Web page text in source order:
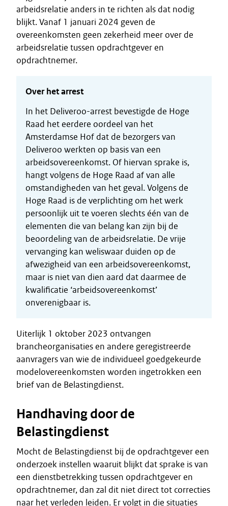
arbeidsrelatie anders in te richten als dat nodig
blijkt. Vanaf 1 januari 2024 geven de
overeenkomsten geen zekerheid meer over de
arbeidsrelatie tussen opdrachtgever en
opdrachtnemer.
Over het arrest
In het Deliveroo-arrest bevestigde de Hoge
Raad het eerdere oordeel van het
Amsterdamse Hof dat de bezorgers van
Deliveroo werkten op basis van een
arbeidsovereenkomst. Of hiervan sprake is,
hangt volgens de Hoge Raad af van alle
omstandigheden van het geval. Volgens de
Hoge Raad is de verplichting om het werk
persoonlijk uit te voeren slechts één van de
elementen die van belang kan zijn bij de
beoordeling van de arbeidsrelatie. De vrije
vervanging kan weliswaar duiden op de
afwezigheid van een arbeidsovereenkomst,
maar is niet van dien aard dat daarmee de
kwalificatie ‘arbeidsovereenkomst’
onverenigbaar is.
Uiterlijk 1 oktober 2023 ontvangen
brancheorganisaties en andere geregistreerde
aanvragers van wie de individueel goedgekeurde
modelovereenkomsten worden ingetrokken een
brief van de Belastingdienst.
Handhaving door de
Belastingdienst
Mocht de Belastingdienst bij de opdrachtgever een
onderzoek instellen waaruit blijkt dat sprake is van
een dienstbetrekking tussen opdrachtgever en
opdrachtnemer, dan zal dit niet direct tot correcties
naar het verleden leiden. Er volgt in die situaties